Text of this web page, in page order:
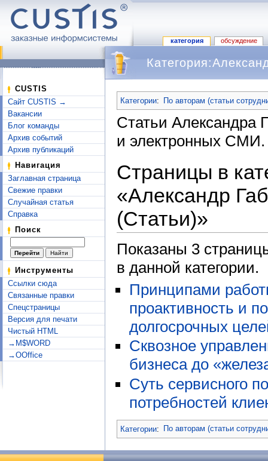
категория обсуждение
CUSTIS
Сайт CUSTIS →
Вакансии
Блог команды
Архив событий
Архив публикаций
Навигация
Заглавная страница
Свежие правки
Случайная статья
Справка
Поиск
Инструменты
Ссылки сюда
Связанные правки
Спецстраницы
Версия для печати
Чистый HTML
→M$WORD
→OOffice
Категории: По авторам (статьи
Статьи Александра
и электронных СМИ.
Страницы в
«Александр
(Статьи)»
Показаны 3
в данной категории.
Принципами
проактивность и
долгосрочных
Сквозное
бизнеса до
Суть сервисного
потребностей
Категории: По авторам (статьи